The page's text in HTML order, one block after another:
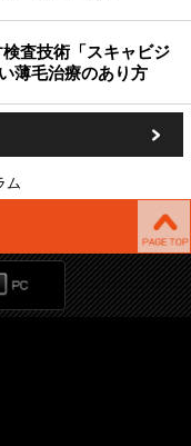
査技術「スキャビジ
薄毛治療のあり方
ム